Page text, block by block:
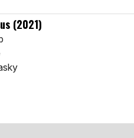
(2021)